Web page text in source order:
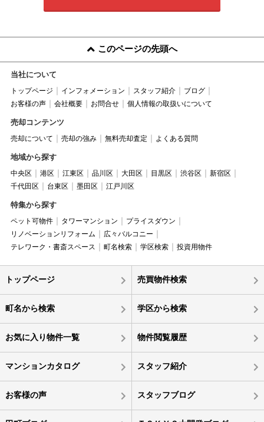
このページの先頭へ
当社について
トップページ インフォメーション スタッフ紹介
ブログ
お客様の声
会社概要 お問合せ 個人情報の取扱いについて
売却コンテンツ
売却について 売却の強み 無料売却査定 よくある質問
地域から探す
中央区 港区 江東区 品川区 大田区 目黒区 渋谷区
新宿区
千代田区
台東区 墨田区 江戸川区
特集から探す
ペット可物件 タワーマンション
プライスダウン
リノベーションリフォーム
広々バルコニー
テレワーク・書斎スペース
町名検索 学区検索 投資用物件
トップページ 売買物件検索
町名から検索 学区から検索
お気に入り物件一覧 物件閲覧履歴
マンションカタログ スタッフ紹介
お客様の声 スタッフブログ